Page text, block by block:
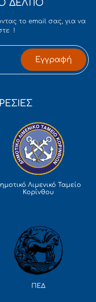
ΔΕΛΤΙΟ
το email σας, για να
!
Εγγραφή
Λιμενικό Ταμείο
Κορίνθου
ΠΕΔ